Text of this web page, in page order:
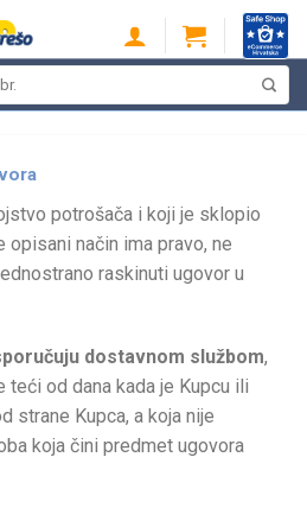
potrošača i koji je sklopio
opisani način ima pravo, ne
raskinuti ugovor u
dostavnom službom,
teći od dana kada je Kupcu ili
strane Kupca, a koja nije
koja čini predmet ugovora